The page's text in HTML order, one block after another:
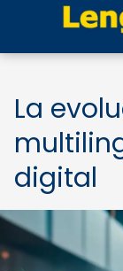
La
digital